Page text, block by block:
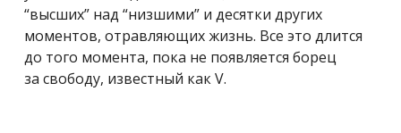
“высших” над “низшими” и десятки других
моментов, отравляющих жизнь. Все это длится
до того момента, пока не появляется борец
за свободу, известный как V.